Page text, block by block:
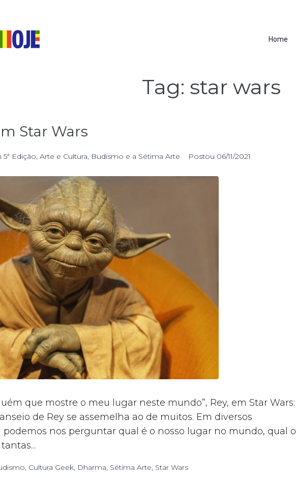
Home
Tag: star wars
Star Wars
5ª Edição, Arte e Cultura, Budismo e a Sétima Arte Postou 06/11/2021
que mostre o meu lugar neste mundo”, Rey, em Star Wars:
de Rey se assemelha ao de muitos. Em diversos
nos perguntar qual é o nosso lugar no mundo, qual o
, Cultura Geek, Dharma, Sétima Arte, Star Wars